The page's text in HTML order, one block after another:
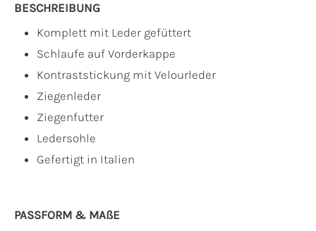
BESCHREIBUNG
Komplett mit Leder gefüttert
Schlaufe auf Vorderkappe
Kontraststickung mit Velourleder
Ziegenleder
Ziegenfutter
Ledersohle
Gefertigt in Italien
PASSFORM & MAẞE